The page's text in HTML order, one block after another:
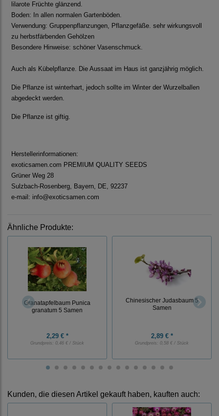
lilarote Früchte glänzend.
Boden: In allen normalen Gartenböden.
Verwendung: Gruppenpflanzungen, Pflanzgefäße. sehr wirkungsvoll
zu herbstfärbenden Gehölzen
Besondere Hinweise: schöner Vasenschmuck.
Auch als Kübelpflanze. Die Aussaat im Haus ist ganzjährig möglich.
Die Pflanze ist winterhart, jedoch sollte im Winter der Wurzelballen
abgedeckt werden.
Die Pflanze ist giftig.
Herstellerinformationen:
exoticsamen.com PREMIUM QUALITY SEEDS
Grüner Weg 28
Sulzbach-Rosenberg, Bayern, DE, 92237
e-mail: info@exoticsamen.com
Ähnliche Produkte:
Granatapfelbaum Punica
granatum 5 Samen
2,29 € *
Grundpreis: 0,46 € / Stück
Chinesischer Judasbaum 5
Samen
2,89 € *
Grundpreis: 0,58 € / Stück
Kunden, die diesen Artikel gekauft haben, kauften auch: